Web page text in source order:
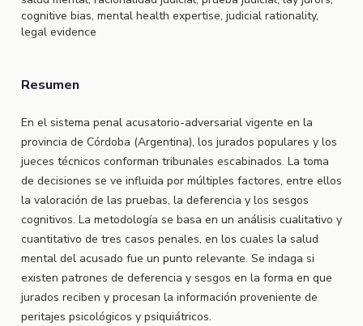
cognitive bias, mental health expertise, judicial rationality,
legal evidence
Resumen
En el sistema penal acusatorio-adversarial vigente en la
provincia de Córdoba (Argentina), los jurados populares y los
jueces técnicos conforman tribunales escabinados. La toma
de decisiones se ve influida por múltiples factores, entre ellos
la valoración de las pruebas, la deferencia y los sesgos
cognitivos. La metodología se basa en un análisis cualitativo y
cuantitativo de tres casos penales, en los cuales la salud
mental del acusado fue un punto relevante. Se indaga si
existen patrones de deferencia y sesgos en la forma en que
jurados reciben y procesan la información proveniente de
peritajes psicológicos y psiquiátricos.